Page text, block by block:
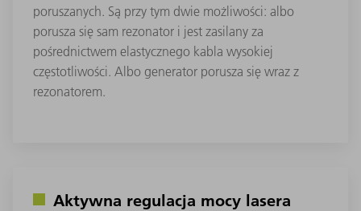
poruszanych. Są przy tym dwie możliwości: albo
porusza się sam rezonator i jest zasilany za
pośrednictwem elastycznego kabla wysokiej
częstotliwości. Albo generator porusza się wraz z
rezonatorem.
Aktywna regulacja mocy lasera